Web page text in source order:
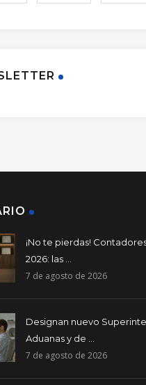
¡No te pierdas!
2026: las ...
7 de agosto de 2026
Designan nuevo
Aduanas y de ...
7 de agosto de 2026